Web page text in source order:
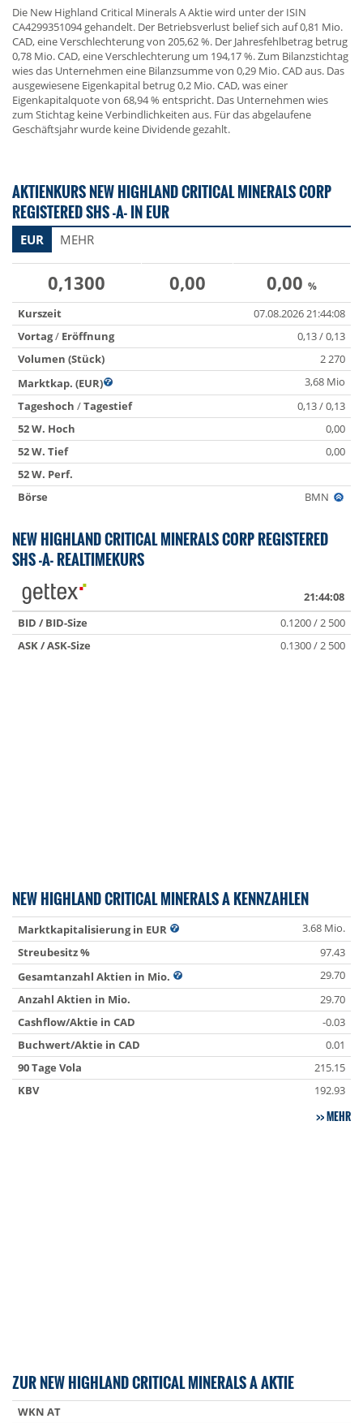
Die New Highland Critical Minerals A Aktie wird unter der ISIN
CA4299351094 gehandelt. Der Betriebsverlust belief sich auf 0,81 Mio.
CAD, eine Verschlechterung von 205,62 %. Der Jahresfehlbetrag betrug
0,78 Mio. CAD, eine Verschlechterung um 194,17 %. Zum Bilanzstichtag
wies das Unternehmen eine Bilanzsumme von 0,29 Mio. CAD aus. Das
ausgewiesene Eigenkapital betrug 0,2 Mio. CAD, was einer
Eigenkapitalquote von 68,94 % entspricht. Das Unternehmen wies
zum Stichtag keine Verbindlichkeiten aus. Für das abgelaufene
Geschäftsjahr wurde keine Dividende gezahlt.
AKTIENKURS NEW HIGHLAND CRITICAL MINERALS CORP
REGISTERED SHS -A- IN EUR
EUR MEHR
0,1300 0,00 0,00 %
Kurszeit
07.08.2026 21:44:08
Vortag/ Eröffnung
0,13 / 0,13
Volumen (Stück)
2 270
Marktkap. (EUR)
3,68 Mio
Tageshoch /Tagestief
0,13 / 0,13
52 W. Hoch
0,00
52 W. Tief
0,00
52 W. Perf.
Börse
BMN
NEW HIGHLAND CRITICAL MINERALS CORP REGISTERED
SHS -A- REALTIMEKURS
21:44:08
BID / BID-Size
0.1200 / 2 500
ASK / ASK-Size
0.1300 / 2 500
NEW HIGHLAND CRITICAL MINERALS A KENNZAHLEN
Marktkapitalisierung in EUR
3.68 Mio.
Streubesitz %
97.43
Gesamtanzahl Aktien in Mio.
29.70
Anzahl Aktien in Mio.
29.70
Cashflow/Aktie in CAD
-0.03
Buchwert/Aktie in CAD
0.01
90 Tage Vola
215.15
KBV
192.93
MEHR
ZUR NEW HIGHLAND CRITICAL MINERALS A AKTIE
WKN AT